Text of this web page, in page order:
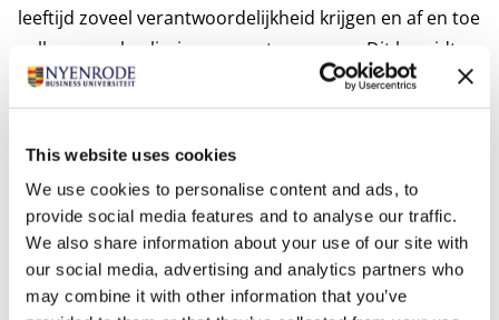
This website uses cookies
We use cookies to personalise content and ads, to
provide social media features and to analyse our traffic.
We also share information about your use of our site with
our social media, advertising and analytics partners who
may combine it with other information that you’ve
leeftijd zoveel verantwoordelijkheid krijgen en af en toe
zulke zware beslissingen moeten nemen. Dit bereidt ze
dus ook echt voor op het leven na Nyenrode.”
“Ik heb vroeger zelf als student op de Nyenrode
campus gewoond. Toen waren er veel meer studenten
verenigingsleven zijn bepalend gebleven voor de
uitstraling van Nyenrode, maar niet meer alleen.
Nyenrode is veel verder geprofessionaliseerd en het
aantal studenten dat jaarlijks opgeleid wordt, is vele